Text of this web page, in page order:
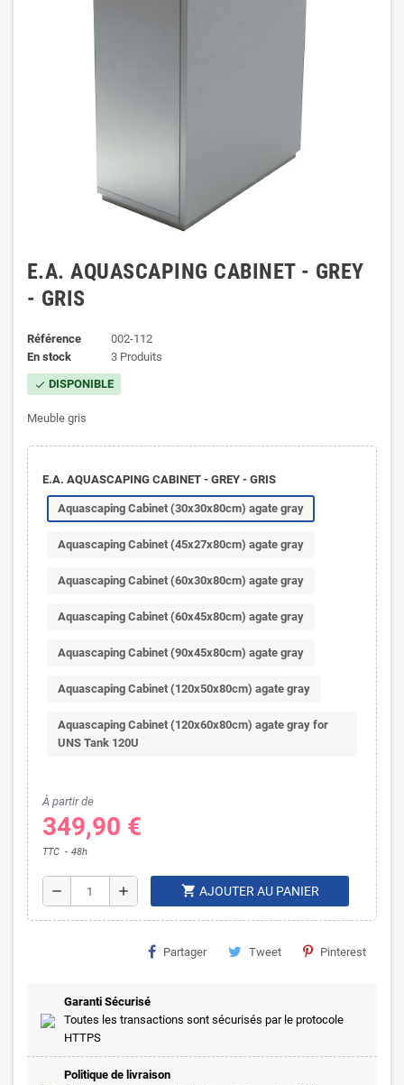
E.A. AQUASCAPING CABINET - GREY
- GRIS
Référence
002-112
En stock
3 Produits
check DISPONIBLE
Meuble gris
E.A. AQUASCAPING CABINET - GREY - GRIS
Aquascaping Cabinet (30x30x80cm) agate gray
Aquascaping Cabinet (45x27x80cm) agate gray
Aquascaping Cabinet (60x30x80cm) agate gray
Aquascaping Cabinet (60x45x80cm) agate gray
Aquascaping Cabinet (90x45x80cm) agate gray
Aquascaping Cabinet (120x50x80cm) agate gray
Aquascaping Cabinet (120x60x80cm) agate gray for
UNS Tank 120U
À partir de
349,90 €
TTC 48h
remove add shopping_cart AJOUTER AU PANIER
Partager Tweet Pinterest
Garanti Sécurisé
Toutes les transactions sont sécurisés par le protocole
HTTPS
Politique de livraison